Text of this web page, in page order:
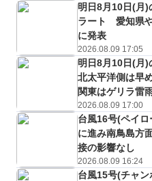
℃
32℃
22℃
40%
31
23℃
30%
明日8月10日(月)
ラート 愛知県
に発表
2026.08.09 17:05
明日8月10日(
北太平洋側は早
関東はゲリラ雷
2026.08.09 17:00
台風16号(ペイ
に進み南鳥島方
接の影響なし
2026.08.09 16:24
台風15号(チャン